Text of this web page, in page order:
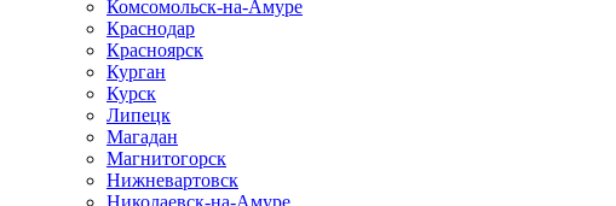
Комсомольск-на-Амуре
Краснодар
Красноярск
Курган
Курск
Липецк
Магадан
Магнитогорск
Нижневартовск
Николаевск-на-Амуре